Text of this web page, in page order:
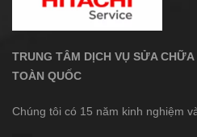
TRUNG TÂM DỊCH VỤ SỬA
TOÀN QUỐC
Chúng tôi có 15 năm kinh nghiệm